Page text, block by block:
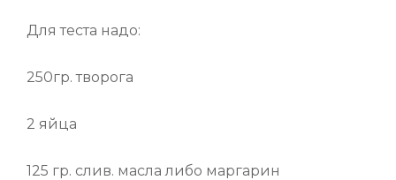
Для теста надо:
250гр. творога
2 яйца
125 гр. слив. масла либо маргарин